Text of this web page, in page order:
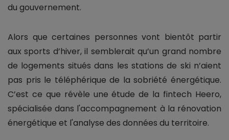
du gouvernement.
Alors que certaines personnes vont bientôt partir
aux sports d’hiver, il semblerait qu’un grand nombre
de logements situés dans les stations de ski n’aient
pas pris le téléphérique de la sobriété énergétique.
C’est ce que révèle une étude de la fintech Heero,
spécialisée dans l'accompagnement à la rénovation
énergétique et l'analyse des données du territoire.